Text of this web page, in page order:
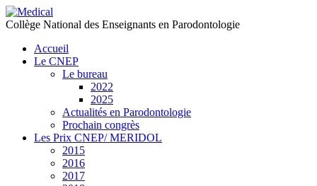
Collège National des Enseignants en Parodontologie
Accueil
Le CNEP
Le bureau
2022
2025
Actualités en Parodontologie
Prochain congrès
Les Prix CNEP/ MERIDOL
2015
2016
2017
précédente
précédent
suivante
suivant